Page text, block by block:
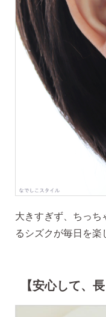
フォロ
ようこそ！
大きすぎず、ちっち
るシズクが毎日を楽
【安心して、